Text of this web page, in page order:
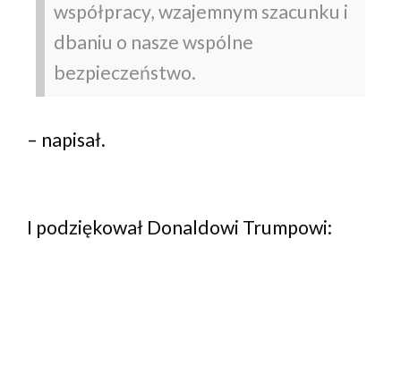
współpracy, wzajemnym szacunku i
dbaniu o nasze wspólne
bezpieczeństwo.
– napisał.
I podziękował Donaldowi Trumpowi: